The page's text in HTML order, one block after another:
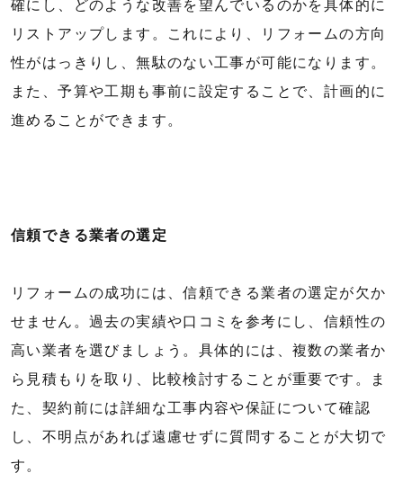
確にし、どのような改善を望んでいるのかを具体的に
リストアップします。これにより、リフォームの方向
性がはっきりし、無駄のない工事が可能になります。
また、予算や工期も事前に設定することで、計画的に
進めることができます。
信頼できる業者の選定
リフォームの成功には、信頼できる業者の選定が欠か
せません。過去の実績や口コミを参考にし、信頼性の
高い業者を選びましょう。具体的には、複数の業者か
ら見積もりを取り、比較検討することが重要です。ま
た、契約前には詳細な工事内容や保証について確認
し、不明点があれば遠慮せずに質問することが大切で
す。